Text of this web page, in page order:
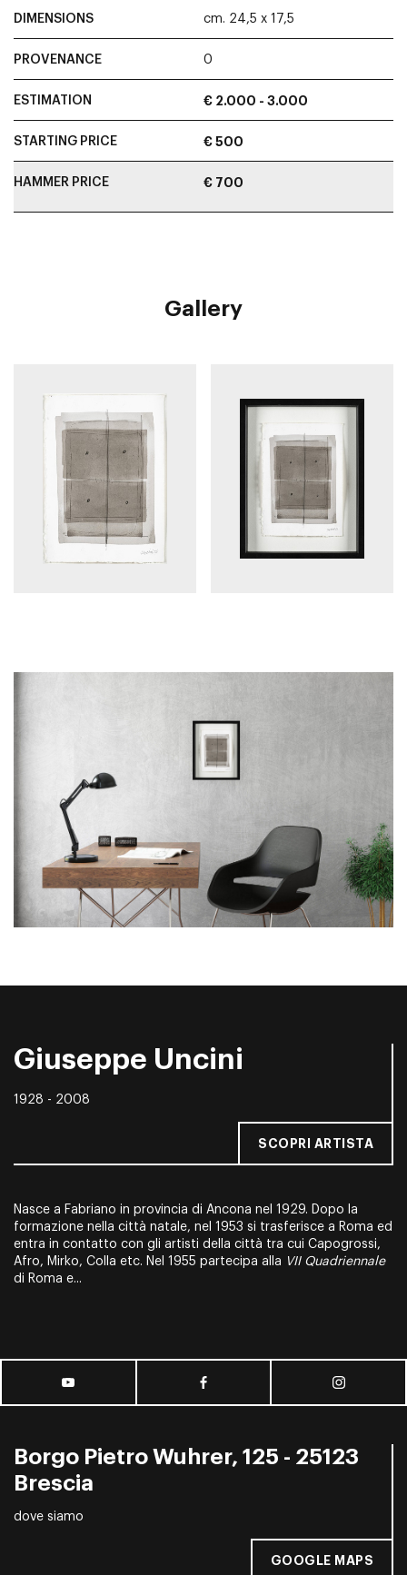
DIMENSIONS cm. 24,5 x 17,5
PROVENANCE 0
ESTIMATION € 2.000 - 3.000
STARTING PRICE € 500
HAMMER PRICE € 700
Gallery
Giuseppe Uncini
1928 - 2008
SCOPRI ARTISTA
Nasce a Fabriano in provincia di Ancona nel 1929. Dopo la
formazione nella città natale, nel 1953 si trasferisce a Roma ed
entra in contatto con gli artisti della città tra cui Capogrossi,
Afro, Mirko, Colla etc. Nel 1955 partecipa alla VII Quadriennale
di Roma e...
Borgo Pietro Wuhrer, 125 - 25123
Brescia
dove siamo
GOOGLE MAPS